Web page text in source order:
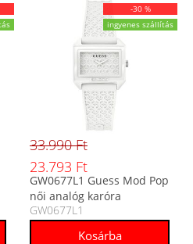
-30 %
ingyenes szállítás
33.990 Ft
23.793 Ft
GW0677L1 Guess Mod Pop
női analóg karóra
GW0677L1